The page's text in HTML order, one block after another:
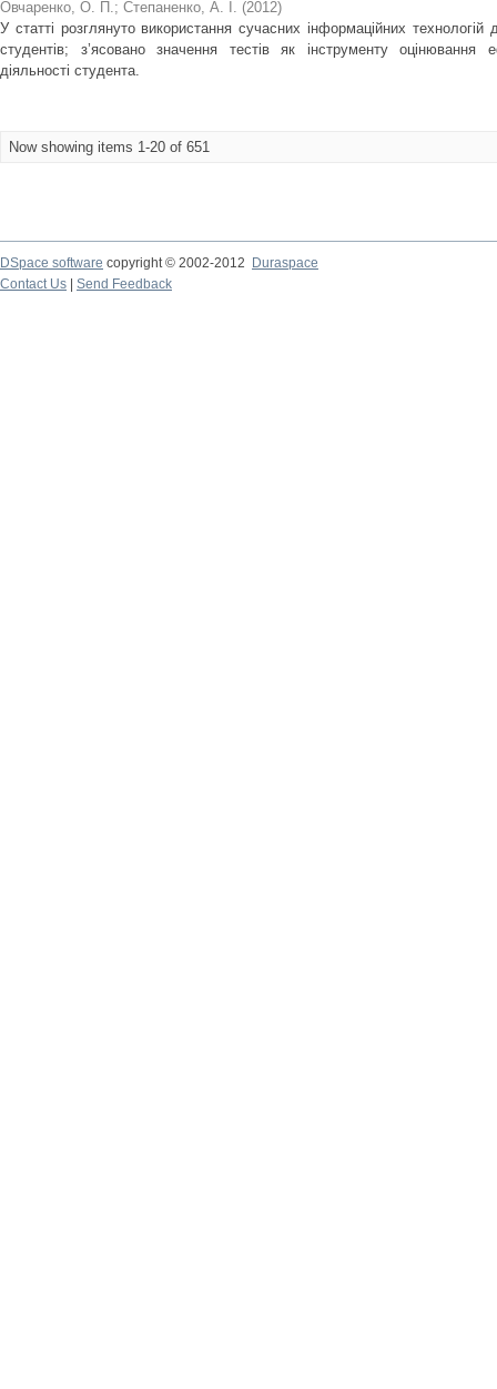
Овчаренко, О. П.; Степаненко, А. І. (2012)
У статті розглянуто використання сучасних інформаційних технологій
студентів; з’ясовано значення тecтiв як iнcтpyмeнту оцiнювання
дiяльностi студента.
Now showing items 1-20 of 651
DSpace software copyright © 2002-2012
Duraspace
Contact Us
Send Feedback